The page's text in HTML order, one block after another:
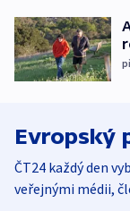
Evropský
ČT24 každý den
veřejnými médii,